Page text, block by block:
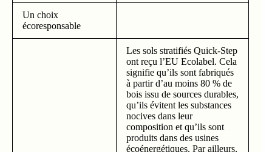
Un choix
écoresponsable
Les sols stratifiés Quick-Step
ont reçu l’EU Ecolabel. Cela
signifie qu’ils sont fabriqués
à partir d’au moins 80 % de
bois issu de sources durables,
qu’ils évitent les substances
nocives dans leur
composition et qu’ils sont
produits dans des usines
écoénergétiques. Par ailleurs,